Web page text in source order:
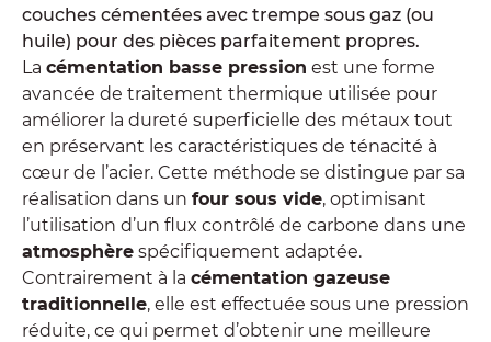
couches cémentées avec trempe sous gaz (ou
huile) pour des pièces parfaitement propres.
La cémentation basse pression est une forme
avancée de traitement thermique utilisée pour
améliorer la dureté superficielle des métaux tout
en préservant les caractéristiques de ténacité à
cœur de l’acier. Cette méthode se distingue par sa
réalisation dans un four sous vide, optimisant
l’utilisation d’un flux contrôlé de carbone dans une
atmosphère spécifiquement adaptée.
Contrairement à la cémentation gazeuse
traditionnelle, elle est effectuée sous une pression
réduite, ce qui permet d’obtenir une meilleure